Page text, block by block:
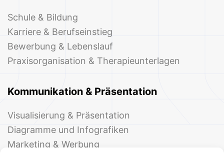
Schule & Bildung
Karriere & Berufseinstieg
Bewerbung & Lebenslauf
Praxisorganisation & Therapieunterlagen
Kommunikation & Präsentation
Visualisierung & Präsentation
Diagramme und Infografiken
Marketing & Werbung